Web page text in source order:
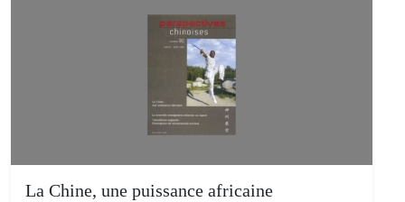
La Chine, une puissance africaine